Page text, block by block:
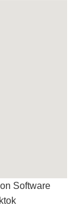
Software